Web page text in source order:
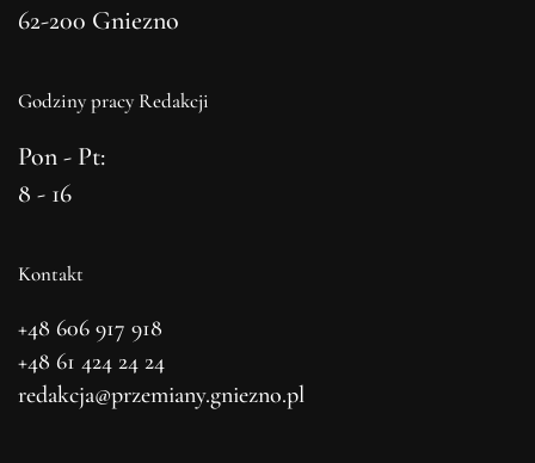
62-200 Gniezno
Godziny pracy Redakcji
Pon - Pt:
8 - 16
Kontakt
+48 606 917 918
+48 61 424 24 24
redakcja@przemiany.gniezno.pl